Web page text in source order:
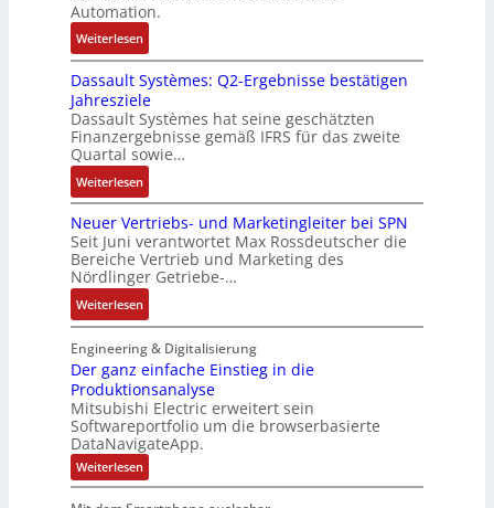
-
A
n
l
a
g
e
n
b
a
u
:
P
o
s
i
t
i
v
e
M
u
r
n
-
K
i
t
E
n
e
r
s
e
r
t
r
i
a
n
g
a
t
o
R
ü
c
k
g
r
a
t
d
e
r
F
a
b
r
k
Automation.
Weiterlesen:
R
o
s
e
S
y
s
t
e
m
t
e
c
h
n
i
k
-
G
e
s
Dassault Systèmes: Q2-Ergebnisse bestätigen
Jahresziele
Dassault Systèmes hat seine geschätzten
Finanzergebnisse gemäß IFRS für das zweite
Quartal sowie…
Weiterlesen:
D
a
s
s
a
u
l
t
S
y
s
t
è
m
Neuer Vertriebs- und Marketingleiter bei SPN
Seit Juni verantwortet Max Rossdeutscher die
Bereiche Vertrieb und Marketing des
Nördlinger Getriebe-…
Weiterlesen:
N
e
u
e
r
V
e
r
t
Engineering & Digitalisierung
Der ganz einfache Einstieg in die
Produktionsanalyse
Mitsubishi Electric erweitert sein
Softwareportfolio um die browserbasierte
DataNavigateApp.
Weiterlesen:
D